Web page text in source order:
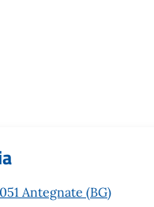
Antegnate (BG)